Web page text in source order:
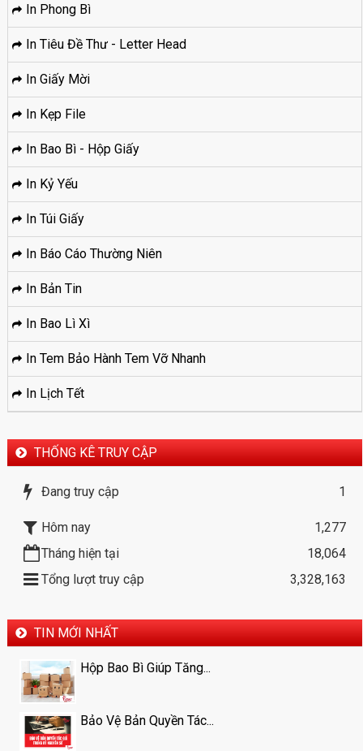
In Phong Bì
In Tiêu Đề Thư - Letter Head
In Giấy Mời
In Kẹp File
In Bao Bì - Hộp Giấy
In Kỷ Yếu
In Túi Giấy
In Báo Cáo Thường Niên
In Bản Tin
In Bao Lì Xì
In Tem Bảo Hành Tem Vỡ Nhanh
In Lịch Tết
THỐNG KÊ TRUY CẬP
Đang truy cập 1
Hôm nay
1,277
Tháng hiện tại
18,064
Tổng lượt truy cập
3,328,163
TIN MỚI NHẤT
Hộp Bao Bì Giúp Tăng...
Bảo Vệ Bản Quyền Tác...